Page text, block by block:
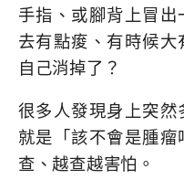
手指、或腳背上冒
去有點痠、有時候
自己消掉了？
很多人發現身上突
就是「該不會是腫
查、越查越害怕。